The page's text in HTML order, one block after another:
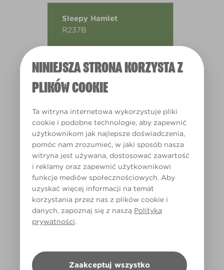
NINIEJSZA STRONA KORZYSTA Z
PLIKÓW COOKIE
Ta witryna internetowa wykorzystuje pliki
cookie i podobne technologie, aby zapewnić
użytkownikom jak najlepsze doświadczenia,
pomóc nam zrozumieć, w jaki sposób nasza
witryna jest używana, dostosować zawartość
i reklamy oraz zapewnić użytkownikowi
funkcje mediów społecznościowych. Aby
uzyskać więcej informacji na temat
korzystania przez nas z plików cookie i
danych, zapoznaj się z naszą Polityką
prywatności.
Zaakceptuj wszystko
Sleepy Hamlet
R237B
Światło dzienne